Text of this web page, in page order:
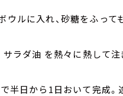
ルに入れ、砂糖をふって
ラダ油 を熱々に熱して注
半日から1日おいて完成。